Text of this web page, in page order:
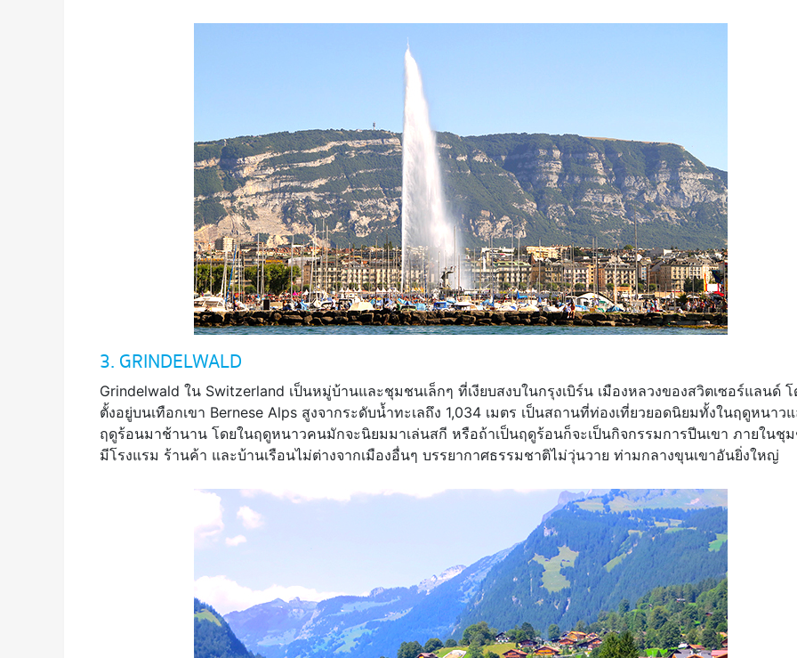
3. GRINDELWALD
Grindelwald ใน Switzerland เป็นหมู่บ้านและชุมชนเล็กๆ ที่เงียบสงบในกรุงเบิร์น เมืองหลวงของสวิตเซอร์แลนด์ โ
ตั้งอยู่บนเทือกเขา Bernese Alps สูงจากระดับน้ำทะเลถึง 1,034 เมตร เป็นสถานที่ท่องเที่ยวยอดนิยมทั้งในฤดูหนาวแ
ฤดูร้อนมาช้านาน โดยในฤดูหนาวคนมักจะนิยมมาเล่นสกี หรือถ้าเป็นฤดูร้อนก็จะเป็นกิจกรรมการปีนเขา ภายในชุ
มีโรงแรม ร้านค้า และบ้านเรือนไม่ต่างจากเมืองอื่นๆ บรรยากาศธรรมชาติไม่วุ่นวาย ท่ามกลางขุนเขาอันยิ่งใหญ่